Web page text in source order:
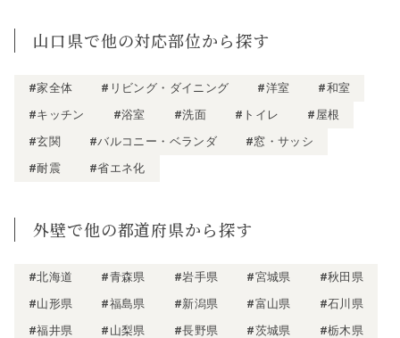
山口県で他の対応部位から探す
#家全体 #リビング・ダイニング #洋室
#和室
#キッチン
#浴室 #洗面 #トイレ
#屋根
#玄関
#バルコニー・ベランダ
#窓・サッシ
#耐震
#省エネ化
外壁で他の都道府県から探す
#北海道 #青森県 #岩手県 #宮城県
#秋田県
#山形県
#福島県 #新潟県 #富山県
#石川県
#福井県
#山梨県 #長野県 #茨城県
#栃木県